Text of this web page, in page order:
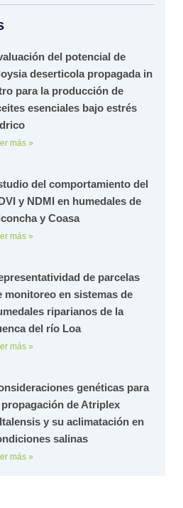
del potencial de
deserticola propagada in
para la producción de
esenciales bajo estrés
más »
del comportamiento del
y NDMI en humedales de
y Coasa
más »
de parcelas
monitoreo en sistemas de
riparianos de la
del río Loa
más »
genéticas para
propagación de Atriplex
y su aclimatación en
salinas
más »